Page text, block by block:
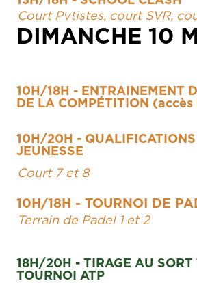
Court Pvtistes, court SVR,
DIMANCHE 10
10H/18H - ENTRAINEMENT
DE LA COMPÉTITION
10H/20H - QUALIFICATIONS
JEUNESSE
Court 7 et 8
10H/18H - TOURNOI DE
Terrain de Padel 1 et 2
18H/20H - TIRAGE AU SORT
TOURNOI ATP